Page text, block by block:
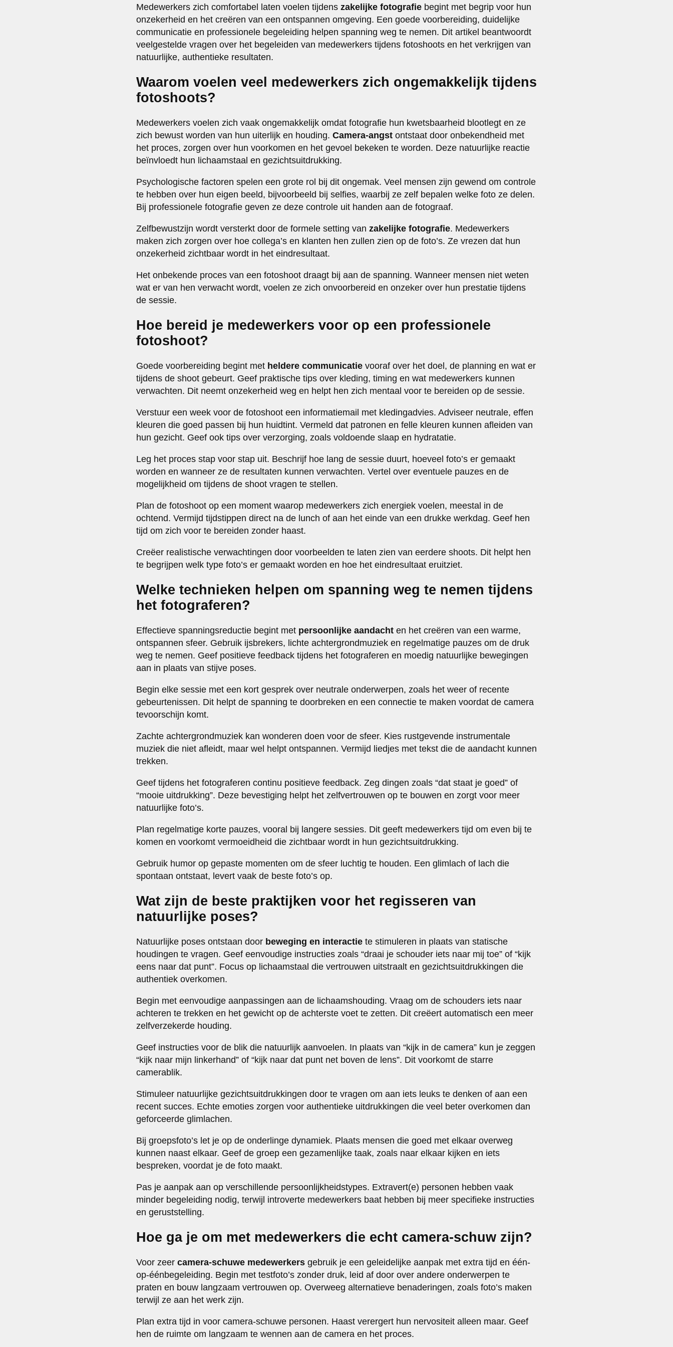
Medewerkers zich comfortabel laten voelen tijdens zakelijke fotografie begint met begrip voor hun
onzekerheid en het creëren van een ontspannen omgeving. Een goede voorbereiding, duidelijke
communicatie en professionele begeleiding helpen spanning weg te nemen. Dit artikel beantwoordt
veelgestelde vragen over het begeleiden van medewerkers tijdens fotoshoots en het verkrijgen van
natuurlijke, authentieke resultaten.
Waarom voelen veel medewerkers zich ongemakkelijk tijdens
fotoshoots?
Medewerkers voelen zich vaak ongemakkelijk omdat fotografie hun kwetsbaarheid blootlegt en ze
zich bewust worden van hun uiterlijk en houding. Camera-angst ontstaat door onbekendheid met
het proces, zorgen over hun voorkomen en het gevoel bekeken te worden. Deze natuurlijke reactie
beïnvloedt hun lichaamstaal en gezichtsuitdrukking.
Psychologische factoren spelen een grote rol bij dit ongemak. Veel mensen zijn gewend om controle
te hebben over hun eigen beeld, bijvoorbeeld bij selfies, waarbij ze zelf bepalen welke foto ze delen.
Bij professionele fotografie geven ze deze controle uit handen aan de fotograaf.
Zelfbewustzijn wordt versterkt door de formele setting van zakelijke fotografie. Medewerkers
maken zich zorgen over hoe collega’s en klanten hen zullen zien op de foto’s. Ze vrezen dat hun
onzekerheid zichtbaar wordt in het eindresultaat.
Het onbekende proces van een fotoshoot draagt bij aan de spanning. Wanneer mensen niet weten
wat er van hen verwacht wordt, voelen ze zich onvoorbereid en onzeker over hun prestatie tijdens
de sessie.
Hoe bereid je medewerkers voor op een professionele
fotoshoot?
Goede voorbereiding begint met heldere communicatie vooraf over het doel, de planning en wat er
tijdens de shoot gebeurt. Geef praktische tips over kleding, timing en wat medewerkers kunnen
verwachten. Dit neemt onzekerheid weg en helpt hen zich mentaal voor te bereiden op de sessie.
Verstuur een week voor de fotoshoot een informatiemail met kledingadvies. Adviseer neutrale, effen
kleuren die goed passen bij hun huidtint. Vermeld dat patronen en felle kleuren kunnen afleiden van
hun gezicht. Geef ook tips over verzorging, zoals voldoende slaap en hydratatie.
Leg het proces stap voor stap uit. Beschrijf hoe lang de sessie duurt, hoeveel foto’s er gemaakt
worden en wanneer ze de resultaten kunnen verwachten. Vertel over eventuele pauzes en de
mogelijkheid om tijdens de shoot vragen te stellen.
Plan de fotoshoot op een moment waarop medewerkers zich energiek voelen, meestal in de
ochtend. Vermijd tijdstippen direct na de lunch of aan het einde van een drukke werkdag. Geef hen
tijd om zich voor te bereiden zonder haast.
Creëer realistische verwachtingen door voorbeelden te laten zien van eerdere shoots. Dit helpt hen
te begrijpen welk type foto’s er gemaakt worden en hoe het eindresultaat eruitziet.
Welke technieken helpen om spanning weg te nemen tijdens
het fotograferen?
Effectieve spanningsreductie begint met persoonlijke aandacht en het creëren van een warme,
ontspannen sfeer. Gebruik ijsbrekers, lichte achtergrondmuziek en regelmatige pauzes om de druk
weg te nemen. Geef positieve feedback tijdens het fotograferen en moedig natuurlijke bewegingen
aan in plaats van stijve poses.
Begin elke sessie met een kort gesprek over neutrale onderwerpen, zoals het weer of recente
gebeurtenissen. Dit helpt de spanning te doorbreken en een connectie te maken voordat de camera
tevoorschijn komt.
Zachte achtergrondmuziek kan wonderen doen voor de sfeer. Kies rustgevende instrumentale
muziek die niet afleidt, maar wel helpt ontspannen. Vermijd liedjes met tekst die de aandacht kunnen
trekken.
Geef tijdens het fotograferen continu positieve feedback. Zeg dingen zoals “dat staat je goed” of
“mooie uitdrukking”. Deze bevestiging helpt het zelfvertrouwen op te bouwen en zorgt voor meer
natuurlijke foto’s.
Plan regelmatige korte pauzes, vooral bij langere sessies. Dit geeft medewerkers tijd om even bij te
komen en voorkomt vermoeidheid die zichtbaar wordt in hun gezichtsuitdrukking.
Gebruik humor op gepaste momenten om de sfeer luchtig te houden. Een glimlach of lach die
spontaan ontstaat, levert vaak de beste foto’s op.
Wat zijn de beste praktijken voor het regisseren van
natuurlijke poses?
Natuurlijke poses ontstaan door beweging en interactie te stimuleren in plaats van statische
houdingen te vragen. Geef eenvoudige instructies zoals “draai je schouder iets naar mij toe” of “kijk
eens naar dat punt”. Focus op lichaamstaal die vertrouwen uitstraalt en gezichtsuitdrukkingen die
authentiek overkomen.
Begin met eenvoudige aanpassingen aan de lichaamshouding. Vraag om de schouders iets naar
achteren te trekken en het gewicht op de achterste voet te zetten. Dit creëert automatisch een meer
zelfverzekerde houding.
Geef instructies voor de blik die natuurlijk aanvoelen. In plaats van “kijk in de camera” kun je zeggen
“kijk naar mijn linkerhand” of “kijk naar dat punt net boven de lens”. Dit voorkomt de starre
camerablik.
Stimuleer natuurlijke gezichtsuitdrukkingen door te vragen om aan iets leuks te denken of aan een
recent succes. Echte emoties zorgen voor authentieke uitdrukkingen die veel beter overkomen dan
geforceerde glimlachen.
Bij groepsfoto’s let je op de onderlinge dynamiek. Plaats mensen die goed met elkaar overweg
kunnen naast elkaar. Geef de groep een gezamenlijke taak, zoals naar elkaar kijken en iets
bespreken, voordat je de foto maakt.
Pas je aanpak aan op verschillende persoonlijkheidstypes. Extravert(e) personen hebben vaak
minder begeleiding nodig, terwijl introverte medewerkers baat hebben bij meer specifieke instructies
en geruststelling.
Hoe ga je om met medewerkers die echt camera-schuw zijn?
Voor zeer camera-schuwe medewerkers gebruik je een geleidelijke aanpak met extra tijd en één-
op-éénbegeleiding. Begin met testfoto’s zonder druk, leid af door over andere onderwerpen te
praten en bouw langzaam vertrouwen op. Overweeg alternatieve benaderingen, zoals foto’s maken
terwijl ze aan het werk zijn.
Plan extra tijd in voor camera-schuwe personen. Haast verergert hun nervositeit alleen maar. Geef
hen de ruimte om langzaam te wennen aan de camera en het proces.